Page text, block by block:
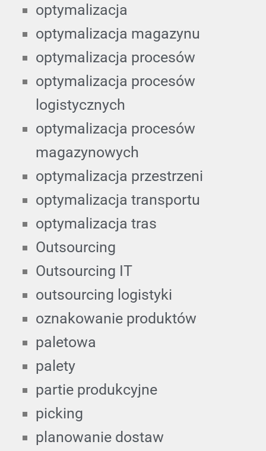
optymalizacja
optymalizacja magazynu
optymalizacja procesów
optymalizacja procesów
logistycznych
optymalizacja procesów
magazynowych
optymalizacja przestrzeni
optymalizacja transportu
optymalizacja tras
Outsourcing
Outsourcing IT
outsourcing logistyki
oznakowanie produktów
paletowa
palety
partie produkcyjne
picking
planowanie dostaw